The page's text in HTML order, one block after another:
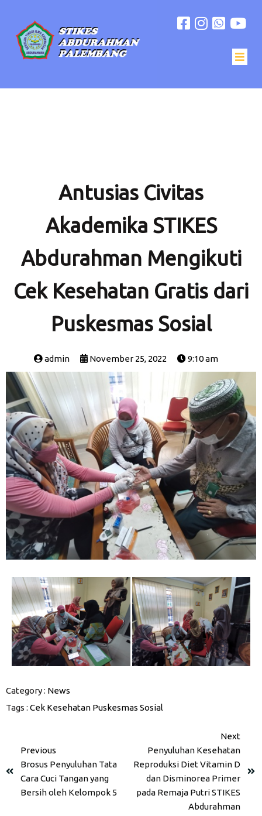
Antusias Civitas
Akademika STIKES
Abdurahman Mengikuti
Cek Kesehatan Gratis dari
Puskesmas Sosial
admin November 25, 2022 9:10 am
Category : News
Tags : Cek Kesehatan Puskesmas Sosial
Previous
Brosus Penyuluhan Tata
Cara Cuci Tangan yang
Bersih oleh Kelompok 5
Next
Penyuluhan Kesehatan
Reproduksi Diet Vitamin D
dan Disminorea Primer
pada Remaja Putri STIKES
Abdurahman